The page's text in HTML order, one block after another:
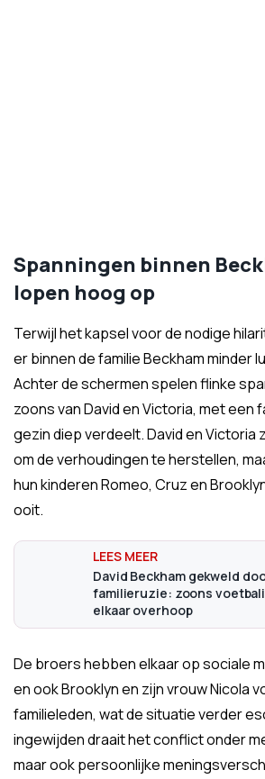
Spanningen binnen
lopen hoog op
Terwijl het kapsel voor de nodige
er binnen de familie Beckham minder
Achter de schermen spelen flinke
zoons van David en Victoria, met een
gezin diep verdeelt. David en Victoria
om de verhoudingen te herstellen,
hun kinderen Romeo, Cruz en
ooit.
David Beckham gekweld
familieruzie: zoons
elkaar overhoop
De broers hebben elkaar op sociale
en ook Brooklyn en zijn vrouw Nicola
familieleden, wat de situatie verder
ingewijden draait het conflict onder
maar ook persoonlijke